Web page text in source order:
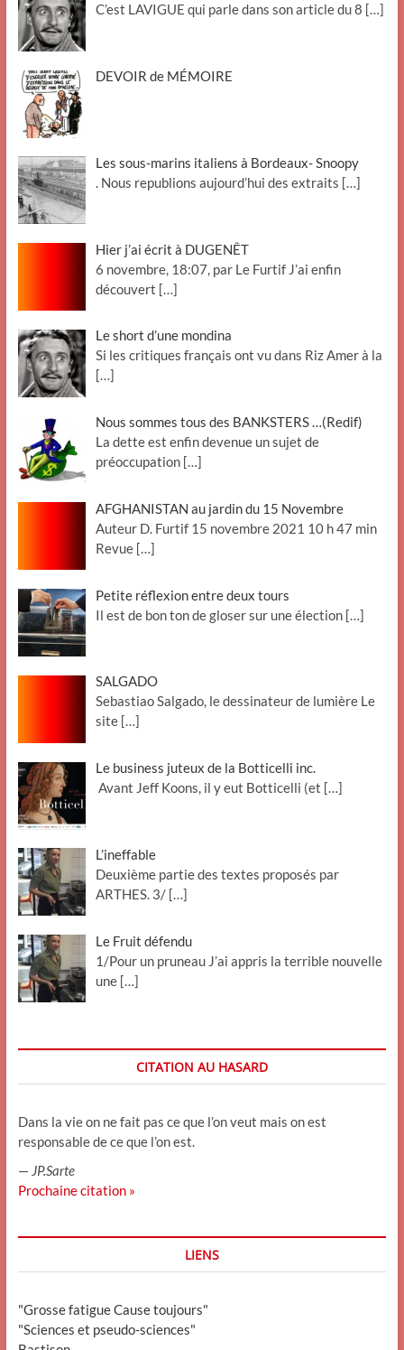
C’est LAVIGUE qui parle dans son article du 8 […]
DEVOIR de MÉMOIRE
Les sous-marins italiens à Bordeaux- Snoopy
. Nous republions aujourd’hui des extraits […]
Hier j’ai écrit à DUGENÊT
6 novembre, 18:07, par Le Furtif J’ai enfin
découvert […]
Le short d’une mondina
Si les critiques français ont vu dans Riz Amer à la
[…]
Nous sommes tous des BANKSTERS …(Redif)
La dette est enfin devenue un sujet de
préoccupation […]
AFGHANISTAN au jardin du 15 Novembre
Auteur D. Furtif 15 novembre 2021 10 h 47 min
Revue […]
Petite réflexion entre deux tours
Il est de bon ton de gloser sur une élection […]
SALGADO
Sebastiao Salgado, le dessinateur de lumière Le
site […]
Le business juteux de la Botticelli inc.
Avant Jeff Koons, il y eut Botticelli (et […]
L’ineffable
Deuxième partie des textes proposés par
ARTHES. 3/ […]
Le Fruit défendu
1/Pour un pruneau J’ai appris la terrible nouvelle
une […]
CITATION AU HASARD
Dans la vie on ne fait pas ce que l’on veut mais on est
responsable de ce que l’on est.
— JP.Sarte
Prochaine citation »
LIENS
"Grosse fatigue Cause toujours"
"Sciences et pseudo-sciences"